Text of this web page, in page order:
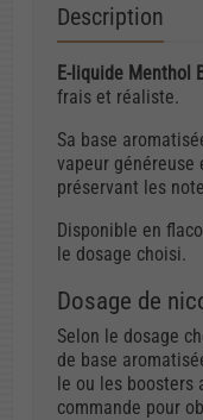
Description
E-liquide Menthol
frais et réaliste.
Sa base
vapeur généreuse
préservant les
Disponible en
le dosage choisi.
Dosage de
Selon le dosage
de base
le ou les boosters
commande pour